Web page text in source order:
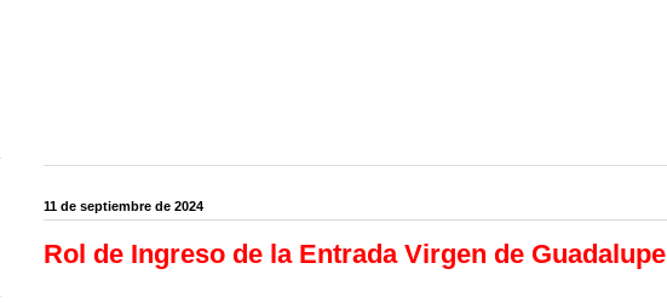
11 de septiembre de 2024
Rol de Ingreso de la Entrada Virgen de Guadalupe